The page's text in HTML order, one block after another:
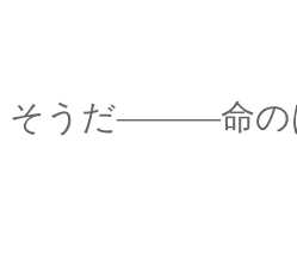
そうだ―――命の